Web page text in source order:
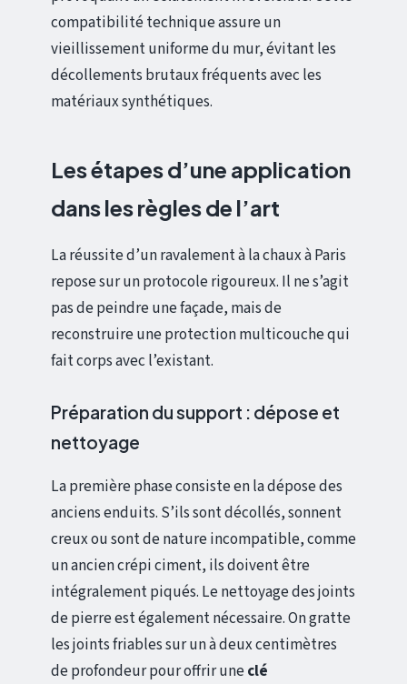
compatibilité technique assure un
vieillissement uniforme du mur, évitant les
décollements brutaux fréquents avec les
matériaux synthétiques.
Les étapes d’une application
dans les règles de l’art
La réussite d’un ravalement à la chaux à Paris
repose sur un protocole rigoureux. Il ne s’agit
pas de peindre une façade, mais de
reconstruire une protection multicouche qui
fait corps avec l’existant.
Préparation du support : dépose et
nettoyage
La première phase consiste en la dépose des
anciens enduits. S’ils sont décollés, sonnent
creux ou sont de nature incompatible, comme
un ancien crépi ciment, ils doivent être
intégralement piqués. Le nettoyage des joints
de pierre est également nécessaire. On gratte
les joints friables sur un à deux centimètres
de profondeur pour offrir uneclé